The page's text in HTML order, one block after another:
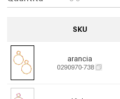
SKU
arancia
0290970-738